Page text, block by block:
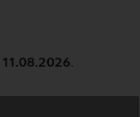
11.08.2026